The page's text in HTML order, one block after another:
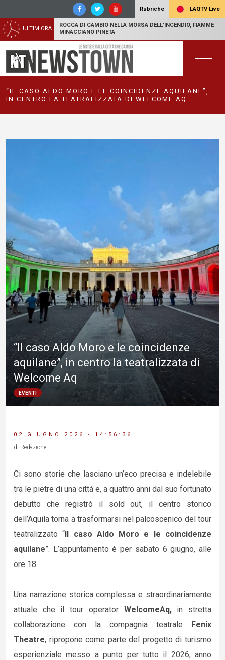
Rubriche LAQTV Live
ULTIM'ORA
ROCCA DI CAMBIO NELLA MORSA DELL'INCENDIO, FIAMME
MINACCIANO PINETA
“IL CASO ALDO MORO E LE COINCIDENZE AQUILANE”,
IN CENTRO LA TEATRALIZZATA DI WELCOME AQ
“Il caso Aldo Moro e le coincidenze
aquilane”, in centro la teatralizzata di
Welcome Aq
EVENTI
02 GIUGNO 2026 - 14:56:36
di Redazione
Ci sono storie che lasciano un’eco precisa e indelebile
tra le pietre di una città e, a quattro anni dal suo fortunato
debutto che registrò il sold out, il centro storico
dell’Aquila torna a trasformarsi nel palcoscenico del tour
teatralizzato “Il caso Aldo Moro e le coincidenze
aquilane”. L’appuntamento è per sabato 6 giugno, alle
ore 18.
Una narrazione storica complessa e straordinariamente
attuale che il tour operatorWelcomeAq,in stretta
collaborazione con la compagnia teatrale Fenix
Theatre, ripropone come parte del progetto di turismo
esperienziale messo a punto per tutto il 2026, anno